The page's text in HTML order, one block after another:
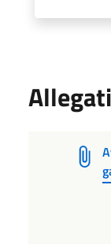
Allegati